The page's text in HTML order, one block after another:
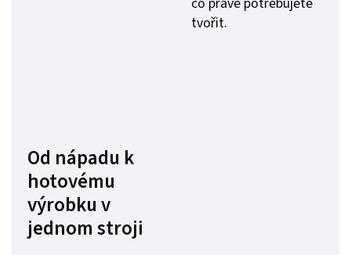
tvořit.
Od nápadu k
hotovému
výrobku v
jednom stroji